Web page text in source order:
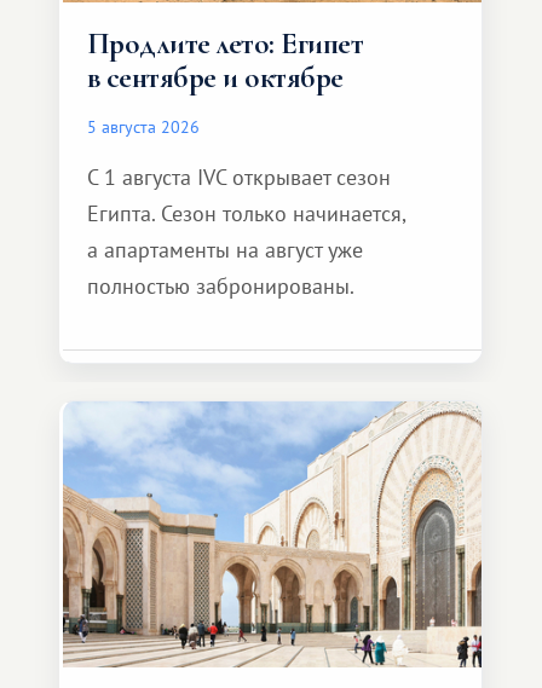
Продлите лето: Египет
в сентябре и октябре
5 августа 2026
С 1 августа IVC открывает сезон
Египта. Сезон только начинается,
а апартаменты на август уже
полностью забронированы.